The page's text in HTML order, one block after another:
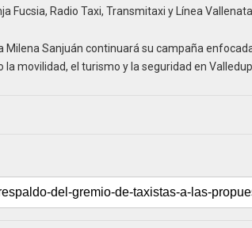
Fucsia, Radio Taxi, Transmitaxi y Línea Vallenata.
Milena Sanjuán continuará su campaña
movilidad, el turismo y la seguridad en